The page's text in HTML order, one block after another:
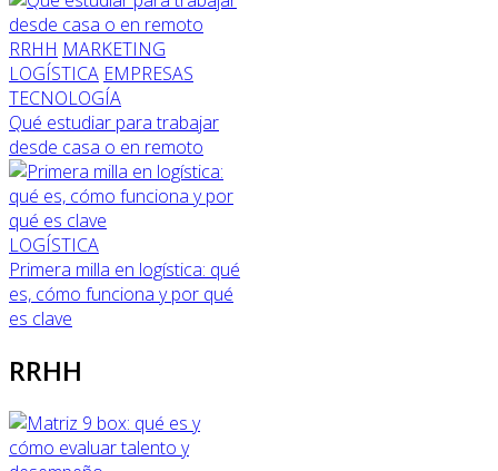
RRHH MARKETING
LOGÍSTICA EMPRESAS
TECNOLOGÍA
Qué estudiar para trabajar
desde casa o en remoto
LOGÍSTICA
Primera milla en logística: qué
es, cómo funciona y por qué
es clave
RRHH